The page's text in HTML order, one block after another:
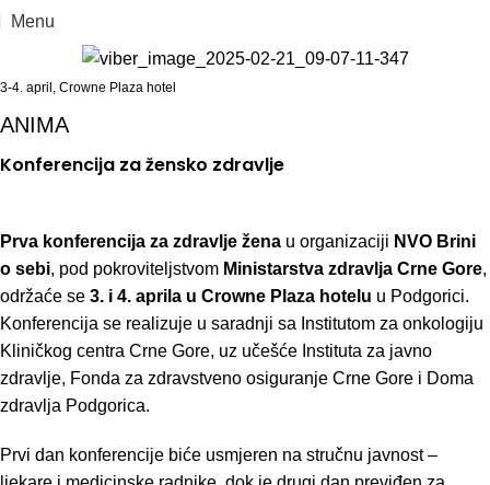
Menu
3-4. april, Crowne Plaza hotel
ANIMA
Konferencija za žensko zdravlje
Prva konferencija za zdravlje žena u organizaciji NVO Brini
o sebi, pod pokroviteljstvom Ministarstva zdravlja Crne Gore,
održaće se 3. i 4. aprila u Crowne Plaza hotelu u Podgorici.
Konferencija se realizuje u saradnji sa Institutom za onkologiju
Kliničkog centra Crne Gore, uz učešće Instituta za javno
zdravlje, Fonda za zdravstveno osiguranje Crne Gore i Doma
zdravlja Podgorica.
Prvi dan konferencije biće usmjeren na stručnu javnost –